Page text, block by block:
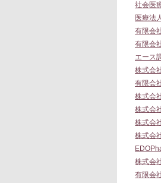
社会医
医療法
有限会
有限会
エース
株式会
有限会
株式会
株式会
株式会
株式会
株式会
有限会